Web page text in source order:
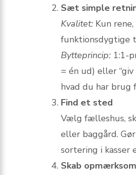
Sæt simple
Kvalitet: Kun
funktionsdygtige
Bytteprincip: 1:1-
= én ud) eller
hvad du har brug
Find et sted
Vælg fælleshus,
eller baggård.
sortering i kasser
Skab